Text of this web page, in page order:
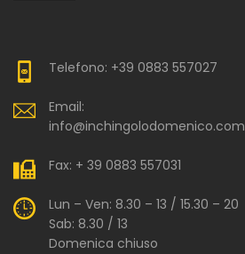
Telefono: +39 0883 557027
Email:
info@inchingolodomenico.com
Fax: + 39 0883 557031
Lun – Ven: 8.30 – 13 / 15.30 – 20
Sab: 8.30 / 13
Domenica chiuso